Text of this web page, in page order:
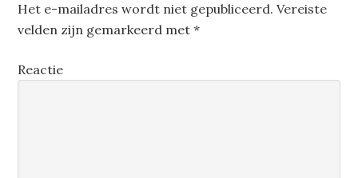
Het e-mailadres wordt niet gepubliceerd. Vereiste
velden zijn gemarkeerd met*
Reactie